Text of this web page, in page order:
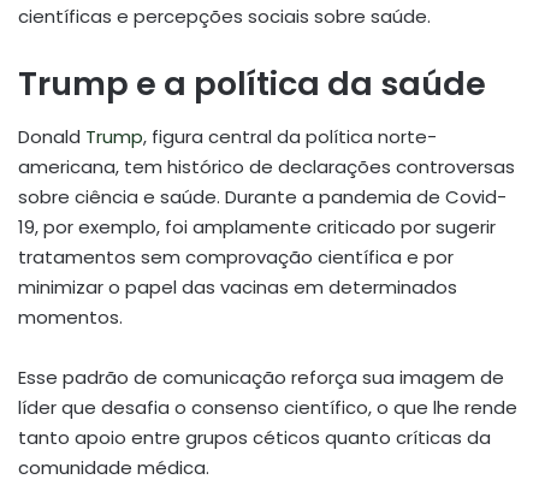
científicas e percepções sociais sobre saúde.
Trump e a política da saúde
Donald Trump, figura central da política norte-
americana, tem histórico de declarações controversas
sobre ciência e saúde. Durante a pandemia de Covid-
19, por exemplo, foi amplamente criticado por sugerir
tratamentos sem comprovação científica e por
minimizar o papel das vacinas em determinados
momentos.
Esse padrão de comunicação reforça sua imagem de
líder que desafia o consenso científico, o que lhe rende
tanto apoio entre grupos céticos quanto críticas da
comunidade médica.